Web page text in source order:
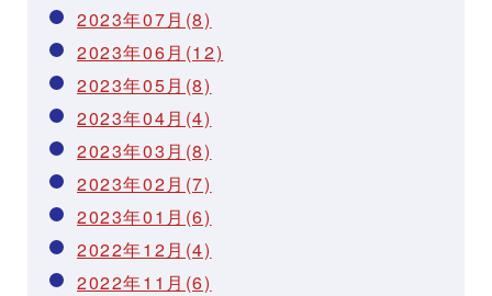
2023年07月(8)
2023年06月(12)
2023年05月(8)
2023年04月(4)
2023年03月(8)
2023年02月(7)
2023年01月(6)
2022年12月(4)
2022年11月(6)